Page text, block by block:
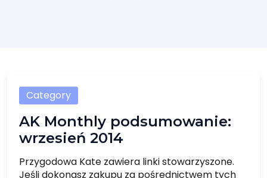
Category
AK Monthly podsumowanie:
wrzesień 2014
Przygodowa Kate zawiera linki stowarzyszone.
Jeśli dokonasz zakupu za pośrednictwem tych